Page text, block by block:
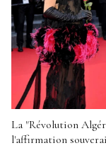
La "Révolution
l'affirmation